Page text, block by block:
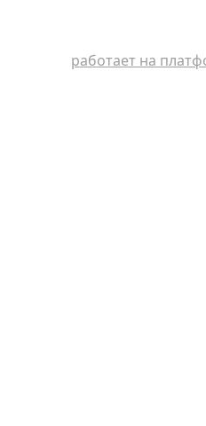
работает на